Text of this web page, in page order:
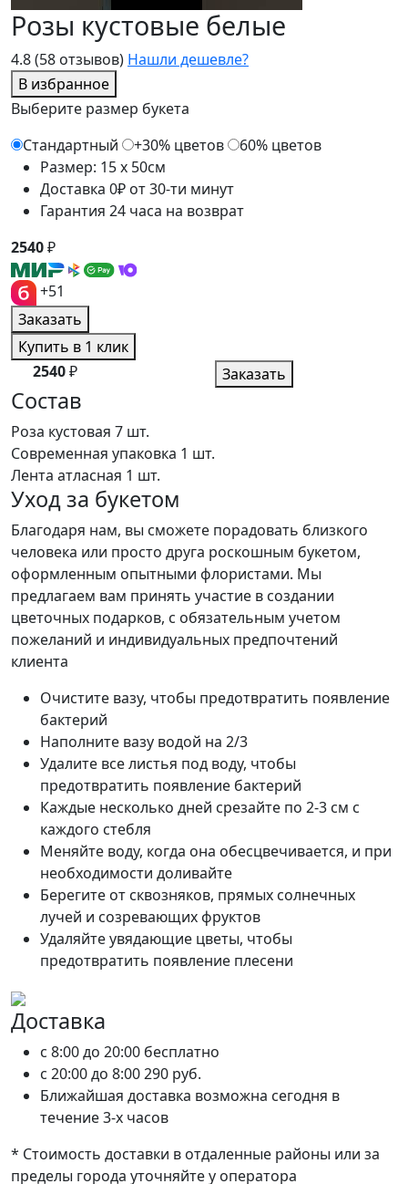
4.8(58 отзывов) Нашли дешевле?
В избранное
Розы кустовые белые
Выберите размер букета
Стандартный
+30% цветов
60% цветов
Размер: 15 x 50см
Доставка 0₽ от 30-ти минут
Гарантия 24 часа на возврат
2540₽
+51
Заказать
Купить в 1 клик
2540₽ Заказать
Состав
Роза кустовая 7 шт.
Современная упаковка 1 шт.
Лента атласная 1 шт.
Уход за букетом
Благодаря нам, вы сможете порадовать близкого
человека или просто друга роскошным букетом,
оформленным опытными флористами. Мы
предлагаем вам принять участие в создании
цветочных подарков, с обязательным учетом
пожеланий и индивидуальных предпочтений
клиента
Очистите вазу, чтобы предотвратить появление
бактерий
Наполните вазу водой на 2/3
Удалите все листья под воду, чтобы
предотвратить появление бактерий
Каждые несколько дней срезайте по 2-3 см с
каждого стебля
Меняйте воду, когда она обесцвечивается, и при
необходимости доливайте
Берегите от сквозняков, прямых солнечных
лучей и созревающих фруктов
Удаляйте увядающие цветы, чтобы
предотвратить появление плесени
Доставка
c 8:00 до 20:00 бесплатно
c 20:00 до 8:00290 руб.
Ближайшая доставка возможна сегодня в
течение 3-х часов
* Стоимость доставки в отдаленные районы или за
пределы города уточняйте у оператора